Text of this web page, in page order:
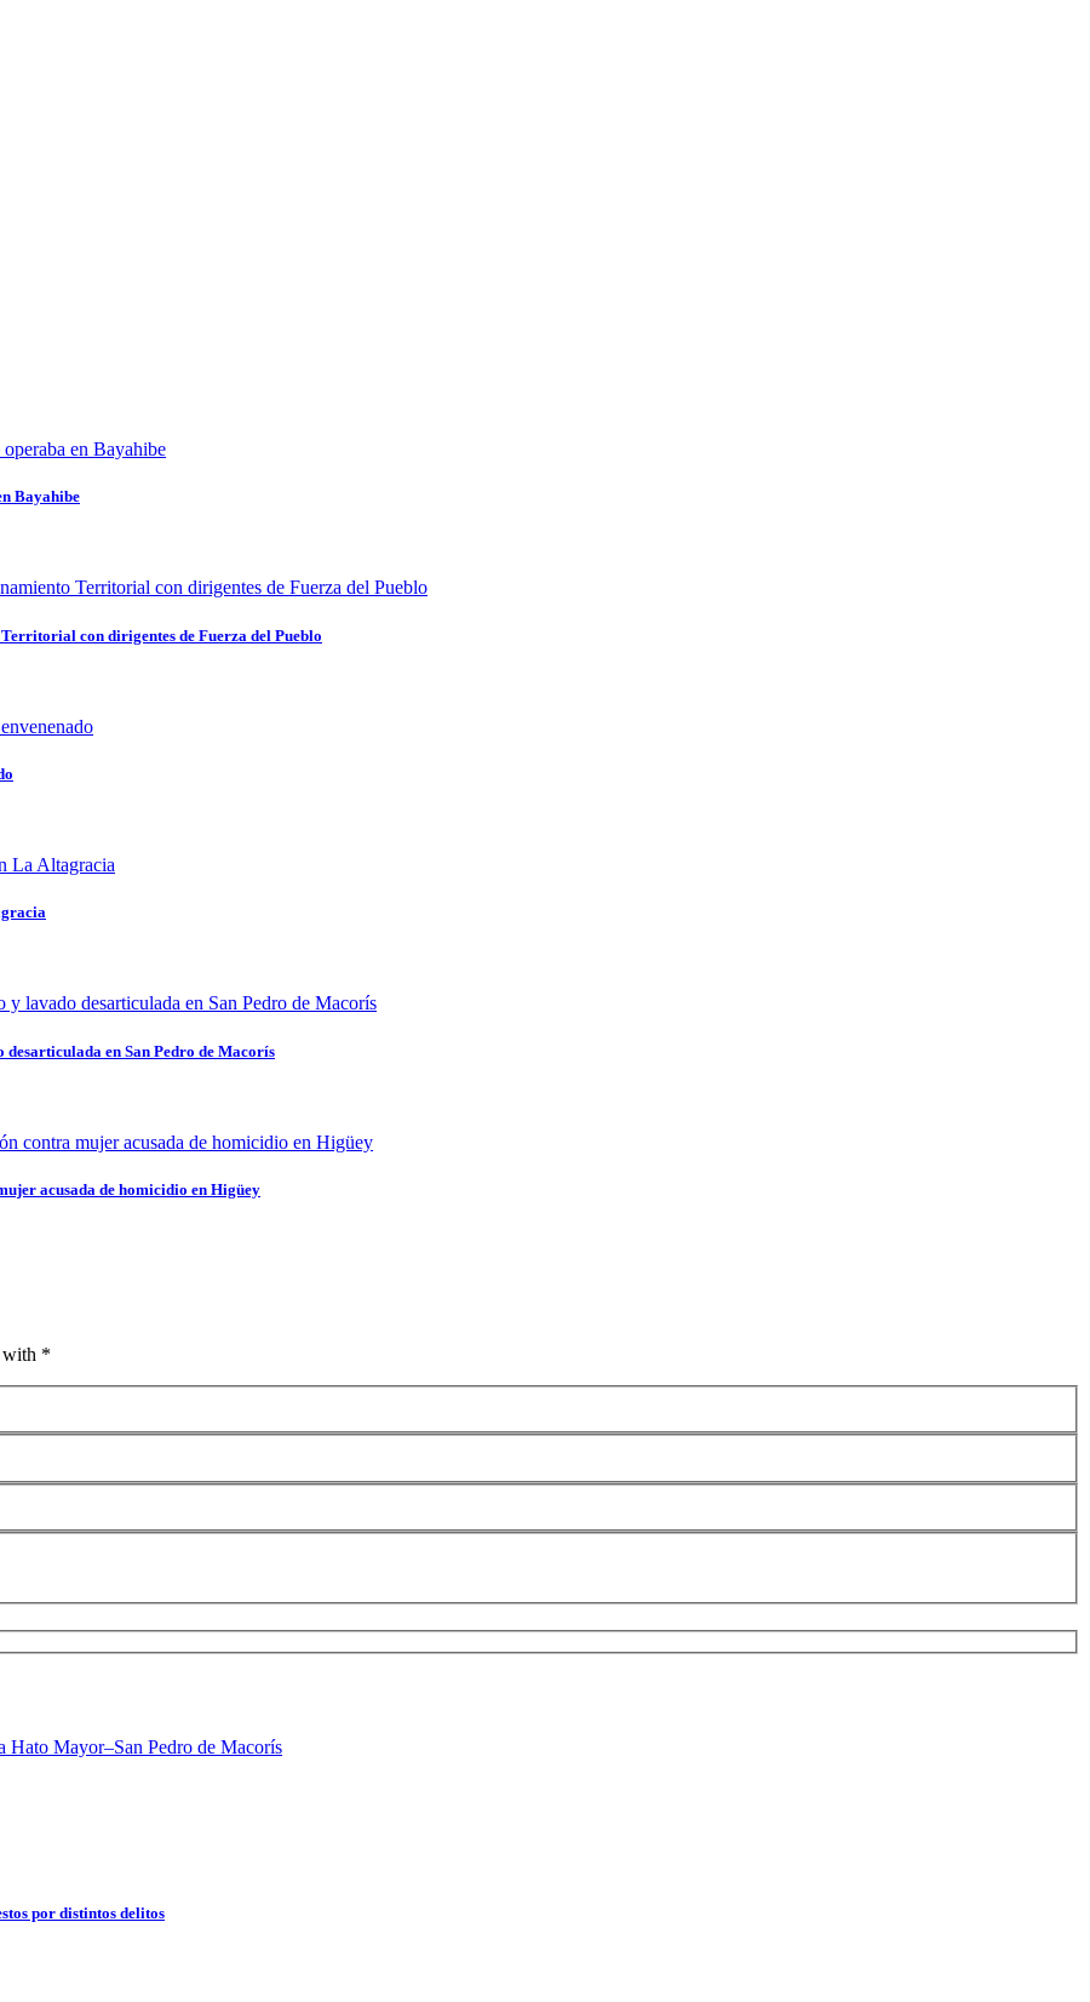
Bayahibe
con dirigentes de Fuerza del Pueblo
en San Pedro de Macorís
acusada de homicidio en Higüey
with *
por distintos delitos